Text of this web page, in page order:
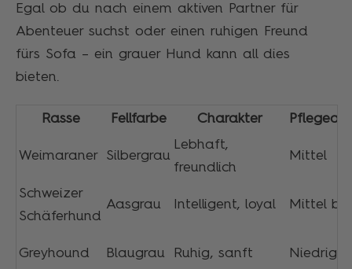
Egal ob du nach einem aktiven Partner für
Abenteuer suchst oder einen ruhigen Freund
fürs Sofa – ein grauer Hund kann all dies
bieten.
Rasse Fellfarbe Charakter
Weimaraner Silbergrau
Lebhaft,
freundlich
Mittel
Schweizer
Schäferhund
Aasgrau Intelligent, loyal Mittel
Greyhound Blaugrau Ruhig, sanft Niedrig